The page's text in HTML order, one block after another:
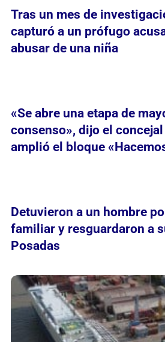
Tras un mes de
capturó a un prófugo
abusar de una niña
«Se abre una etapa de
consenso», dijo el
amplió el bloque
Detuvieron a un hombre
familiar y resguardaron a
Posadas